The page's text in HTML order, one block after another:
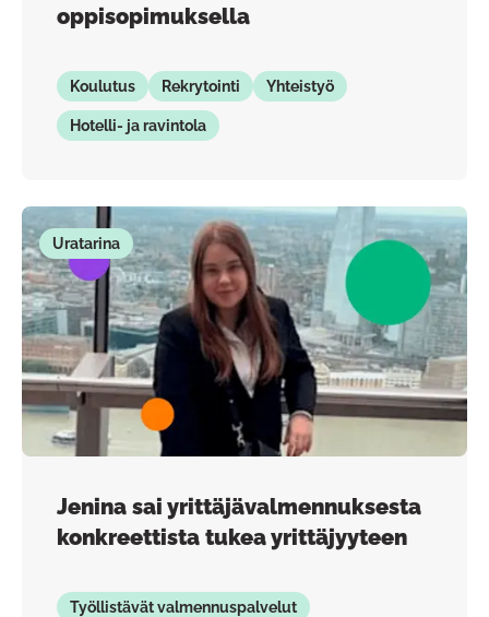
oppisopimuksella
Koulutus Rekrytointi Yhteistyö
Hotelli- ja ravintola
Uratarina
Jenina sai yrittäjävalmennuksesta
konkreettista tukea yrittäjyyteen
Työllistävät valmennuspalvelut